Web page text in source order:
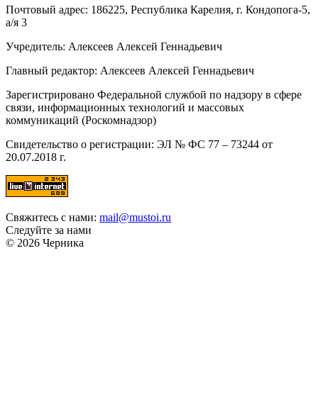
Почтовый адрес: 186225, Республика Карелия, г. Кондопога-5,
а/я 3
Учредитель: Алексеев Алексей Геннадьевич
Главный редактор: Алексеев Алексей Геннадьевич
Зарегистрировано Федеральной службой по надзору в сфере
связи, информационных технологий и массовых
коммуникаций (Роскомнадзор)
Свидетельство о регистрации: ЭЛ № ФС 77 – 73244 от
20.07.2018 г.
Свяжитесь с нами: mail@mustoi.ru
Следуйте за нами
© 2026 Черника